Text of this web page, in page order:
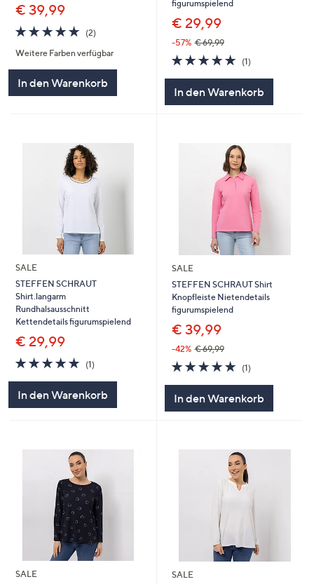
€ 39,99
5.0
von
5
(2)2
Weitere Farben verfügbar
In den Warenkorb
figurumspielend
€ 29,99
-57% € 69,99
5.0
von
(1)1
In den Warenkorb
SALE
STEFFEN SCHRAUT
Shirt.langarm
Rundhalsausschnitt
Kettendetails figurumspielend
€ 29,99
5.0
von
(1)1
In den Warenkorb
SALE
STEFFEN SCHRAUT Shirt
Knopfleiste Nietendetails
figurumspielend
€ 39,99
-42% € 69,99
5.0
von
(1)1
In den Warenkorb
SALE
SALE